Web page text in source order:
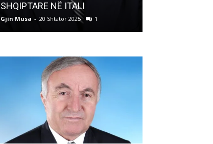
SHQIPTARE NË ITALI
Gjin Musa - 20 Shtator 2025 1